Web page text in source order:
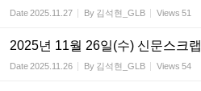
Date2025.11.27 By 김석현_GLB Views 51
2025년 11월 26일(수) 신문스크랩
Date2025.11.26 By 김석현_GLB Views 54